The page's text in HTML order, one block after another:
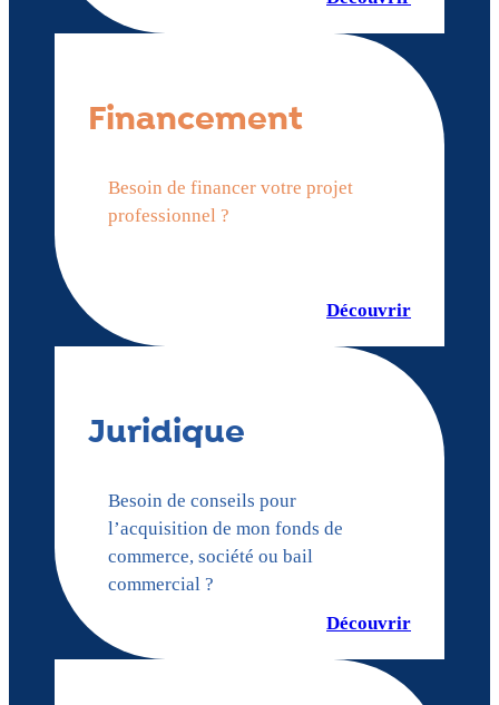
Financement
Besoin de financer votre projet
professionnel ?
Découvrir
Juridique
Besoin de conseils pour
l’acquisition de mon fonds de
commerce, société ou bail
commercial ?
Découvrir